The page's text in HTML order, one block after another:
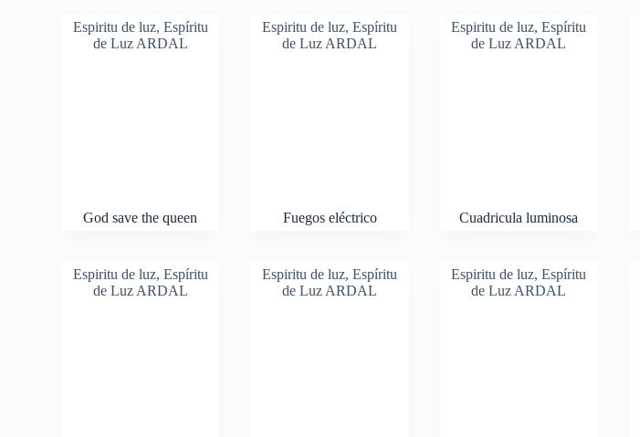
Espiritu de luz, Espíritu
de Luz ARDAL
God save the queen
Espiritu de luz,Espíritu
de Luz ARDAL
Fuegos eléctrico
Espiritu de luz,Espíritu
de Luz ARDAL
Cuadricula luminosa
Espiritu de luz, Espíritu
de Luz ARDAL
Espiritu de luz,Espíritu
de Luz ARDAL
Espiritu de luz,Espíritu
de Luz ARDAL